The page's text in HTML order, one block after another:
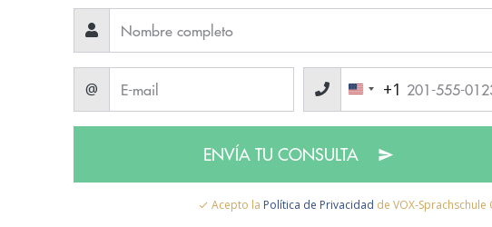
@ +1
ENVÍA TU CONSULTA
Acepto la Política de Privacidad de VOX-Sprachschule